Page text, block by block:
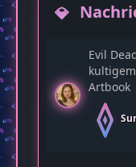
Evil
Artbook